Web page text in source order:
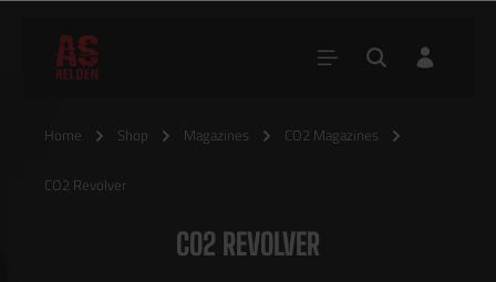
Home Shop Magazines CO2 Magazines
CO2 Revolver
CO2 REVOLVER